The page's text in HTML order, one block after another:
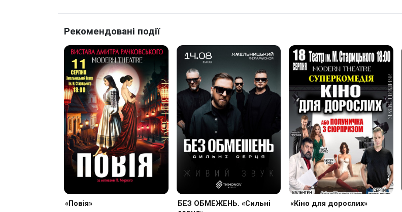
Рекомендовані події
«Повія»
БЕЗ ОБМЕЖЕНЬ. «Сильні
«Кіно для дорослих»